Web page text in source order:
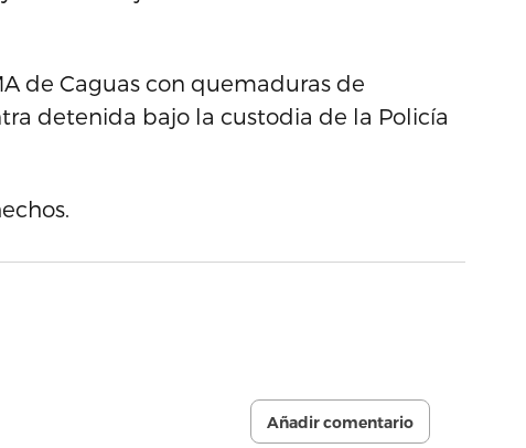
de Caguas con quemaduras de
detenida bajo la custodia de la Policía
Añadir comentario